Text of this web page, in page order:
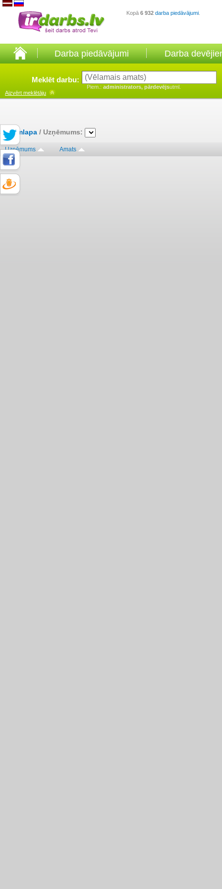
Kopā 6 932 darba piedāvājumi
Darba piedāvājumi Darba
Meklēt darbu:
Piem.: administrators, pārdevējsutml.
Aizvērt meklētāju
Sākumlapa / Uzņēmums:
Uzņēmums Amats